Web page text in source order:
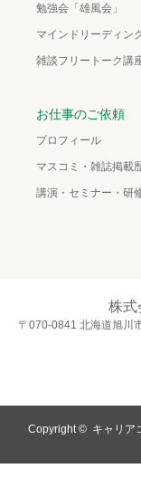
勉強会「雄風会」
マインドリーディン
雑談フリートーク講
お仕事のご依頼
プロフィール
マスコミ・雑誌掲載
講演・セミナー・研
株式
〒070-0841 北海道旭川
Copyright © キャリア